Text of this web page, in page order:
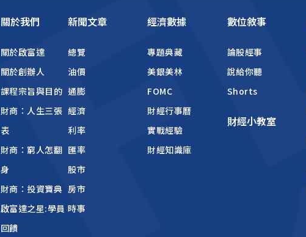
關於我們
關於啟富達
關於創辦人
課程宗旨與目的
財商：人生三張
表
財商：窮人怎翻
身
財商：投資寶典
啟富達之星:學員
回饋
新聞文章
總覽
油價
通膨
經濟
利率
匯率
股市
房市
時事
經濟數據
專題典藏
美銀美林
FOMC
財經行事曆
實戰經驗
財經知識庫
數位敘事
論股經事
說給你聽
Shorts
財經小教室